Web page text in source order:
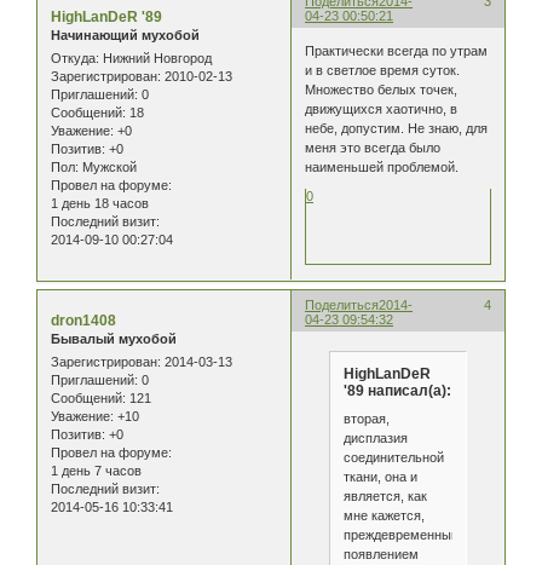
04-23 00:50:21
HighLanDeR '89
Начинающий мухобой
Откуда: Нижний Новгород
Зарегистрирован: 2010-02-13
Приглашений: 0
Сообщений: 18
Уважение: +0
Позитив: +0
Пол: Мужской
Провел на форуме:
1 день 18 часов
Последний визит:
2014-09-10 00:27:04
Практически всегда по утрам
и в светлое время суток.
Множество белых точек,
движущихся хаотично, в
небе, допустим. Не знаю, для
меня это всегда было
наименьшей проблемой.
0
Поделиться 4
2014-
04-23 09:54:32
dron1408
Бывалый мухобой
Зарегистрирован: 2014-03-13
Приглашений: 0
Сообщений: 121
Уважение: +10
Позитив: +0
Провел на форуме:
1 день 7 часов
Последний визит:
2014-05-16 10:33:41
HighLanDeR
'89 написал(а):
вторая,
дисплазия
соединительной
ткани, она и
является, как
мне кажется,
преждевременным
появлением